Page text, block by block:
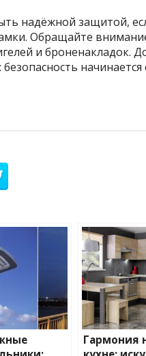
надёжной защитой,
Обращайте
и броненакладок.
Гармония